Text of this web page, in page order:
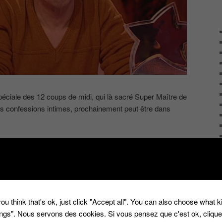
des 12 coups de midi, qui là sacré Super Maître de
confessions intimes, prochainement peut être dans
think that's ok, just click "Accept all". You can also choose what
Nous servons des cookies. Si vous pensez que c'est ok,